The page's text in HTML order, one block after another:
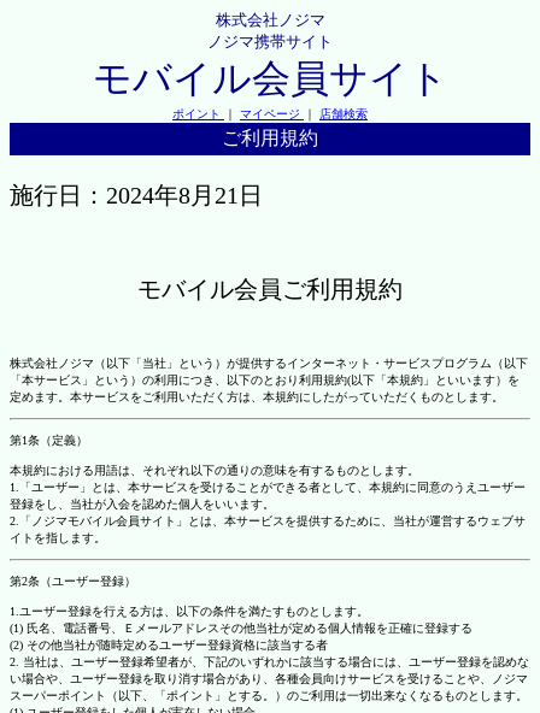
株式会社ノジマ
ノジマ携帯サイト
モバイル会員サイト
ポイント ｜ マイページ ｜ 店舗検索
ご利用規約
施行日：2024年8月21日
モバイル会員ご利用規約
株式会社ノジマ（以下「当社」という）が提供するインターネット・サービスプログラム（以下
「本サービス」という）の利用につき、以下のとおり利用規約(以下「本規約」といいます）を
定めます。本サービスをご利用いただく方は、本規約にしたがっていただくものとします。
第1条（定義）
本規約における用語は、それぞれ以下の通りの意味を有するものとします。
1.「ユーザー」とは、本サービスを受けることができる者として、本規約に同意のうえユーザー
登録をし、当社が入会を認めた個人をいいます。
2.「ノジマモバイル会員サイト」とは、本サービスを提供するために、当社が運営するウェブサ
イトを指します。
第2条（ユーザー登録）
1.ユーザー登録を行える方は、以下の条件を満たすものとします。
(1) 氏名、電話番号、Ｅメールアドレスその他当社が定める個人情報を正確に登録する
(2) その他当社が随時定めるユーザー登録資格に該当する者
2. 当社は、ユーザー登録希望者が、下記のいずれかに該当する場合には、ユーザー登録を認めな
い場合や、ユーザー登録を取り消す場合があり、各種会員向けサービスを受けることや、ノジマ
スーパーポイント（以下、「ポイント」とする。）のご利用は一切出来なくなるものとします。